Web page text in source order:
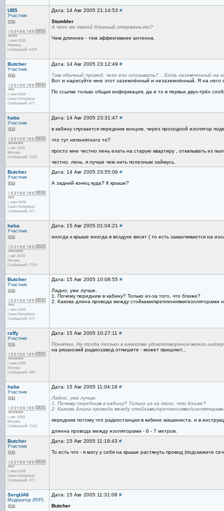
UB5
Участник
с мая 2005
Украина
Сообщений: 1439
Дата: 14 Авг 2005 21:14:53 #
Stumbler
А чего же такой длинный стержень-то?
Чем длиннее - тем эффективнее антенна.
Butcher
Участник
с июл 2005
Санкт-Петербург
Сообщений: 471
Дата: 14 Авг 2005 23:12:49 #
Там обычный провод, чего его описывать?... Есть заземленный
Вот и нарисуйте мне этот заземлённый и незаземлённый. Я на него
По ссылке только общая информация, да и то в первых двух-трёх
haba
Участник
с авг 2003
Москва
Сообщений: 7129
Дата: 14 Авг 2005 23:31:47 #
в кабину спускается передним концом. через проходной изолятор
что тут непонятного то?
просто мне честно лень ехать на старую квартиру , откапывать из
честно. лень. я лучше чем нить полезным займусь.
Butcher
Участник
с июл 2005
Санкт-Петербург
Сообщений: 471
Дата: 14 Авг 2005 23:55:06 #
А задний конец куда? К крыше?
haba
Участник
с авг 2003
Москва
Сообщений: 7129
Дата: 15 Авг 2005 01:04:21 #
иногда к крыше иногда в воздухе висит ( то есть заканчивается на
Butcher
Участник
с июл 2005
Санкт-Петербург
Сообщений: 471
Дата: 15 Авг 2005 10:08:55 #
Ладно, уже лучше.
1. Почему передним в кабину? Только из-за того, что ближе?
2. Какова длина провода между стойками/креплениями/изоляторами
raffy
Участник
с июн 2005
Москва
Сообщений: 489
Дата: 15 Авг 2005 10:27:11 #
Понятно. Ну тогда только в качестве удовлетворения моего
на рязанский радиозавод отпишите - может пришлют...
haba
Участник
с авг 2003
Москва
Сообщений: 7129
Дата: 15 Авг 2005 11:04:18 #
Ладно, уже лучше.
1. Почему передним в кабину? Только из-за того, что ближе?
2. Какова длина провода между стойками/креплениями/
передним потому что радиостанция в кабине машиниста. и в
длинна провода между изоляторами - 6 - 7 метров.
Butcher
Участник
с июл 2005
Санкт-Петербург
Сообщений: 471
Дата: 15 Авг 2005 11:19:43 #
То есть что - я могу у себя на крыше растянуть провод (подскажите
SergUA6
Модератор (RIP)
Дата: 15 Авг 2005 11:31:08 #
Butcher